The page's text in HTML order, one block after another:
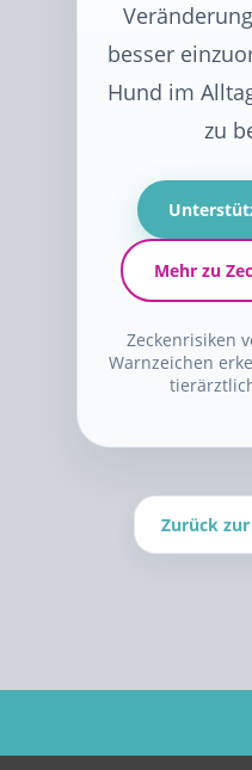
besser
Hund im
zu
Mehr zu
Zeckenrisiken
Warnzeichen
Zurück